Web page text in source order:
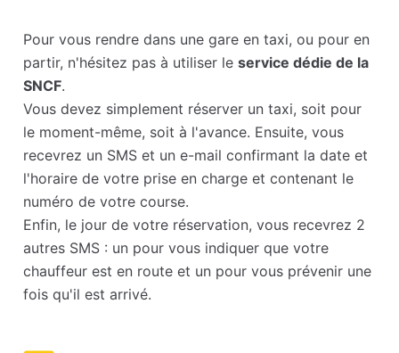
Pour vous rendre dans une gare en taxi, ou pour en
partir, n'hésitez pas à utiliser leservice dédie de la
SNCF.
Vous devez simplement réserver un taxi, soit pour
le moment-même, soit à l'avance. Ensuite, vous
recevrez un SMS et un e-mail confirmant la date et
l'horaire de votre prise en charge et contenant le
numéro de votre course.
Enfin, le jour de votre réservation, vous recevrez 2
autres SMS : un pour vous indiquer que votre
chauffeur est en route et un pour vous prévenir une
fois qu'il est arrivé.